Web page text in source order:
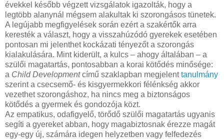
évekkel később végzett vizsgálatok igazolták, hogy a
legtöbb alanynál mégsem alakultak ki szorongásos tünetek.
A legújabb megfigyelések során ezért a szakértők arra
keresték a választ, hogy a visszahúzódó gyerekek esetében
pontosan mi jelenthet kockázati tényezőt a szorongás
kialakulására. Mint kiderült, a kulcs – ahogy általában – a
szülői magatartás, pontosabban a korai kötődés minősége:
a Child Developmentcímű szaklapban megjelenttanulmány
szerint a csecsemő- és kisgyermekkori félénkség akkor
vezethet szorongáshoz, ha nincs meg a biztonságos
kötődés a gyermek és gondozója közt.
Az empatikus, odafigyelő, törődő szülői magatartás ugyanis
segíti a gyereket abban, hogy magabiztosnak érezze magát
egy-egy új, számára idegen helyzetben vagy felfedezés